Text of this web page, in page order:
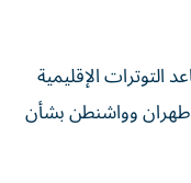
التوترات الإقليمية
طهران وواشنطن بشأن